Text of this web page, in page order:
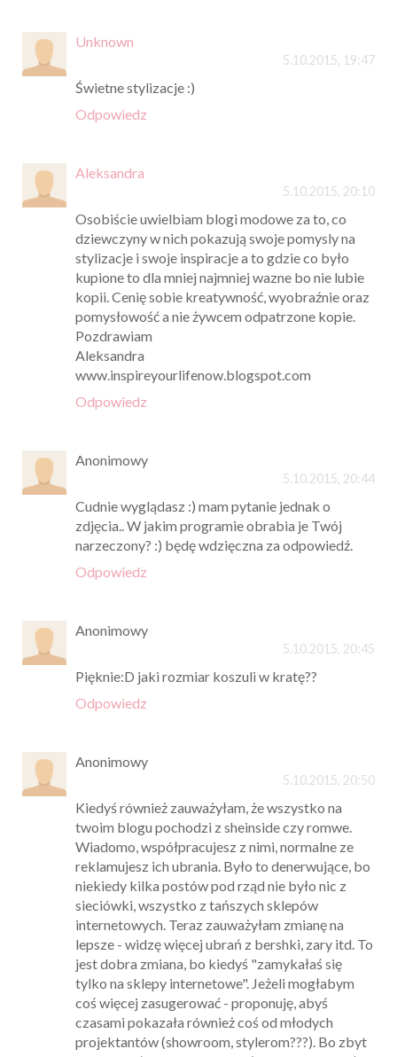
Unknown
5.10.2015, 19:47
Świetne stylizacje :)
Odpowiedz
Aleksandra
5.10.2015, 20:10
Osobiście uwielbiam blogi modowe za to, co
dziewczyny w nich pokazują swoje pomysly na
stylizacje i swoje inspiracje a to gdzie co było
kupione to dla mniej najmniej wazne bo nie lubie
kopii. Cenię sobie kreatywność, wyobraźnie oraz
pomysłowość a nie żywcem odpatrzone kopie.
Pozdrawiam
Aleksandra
www.inspireyourlifenow.blogspot.com
Odpowiedz
Anonimowy
5.10.2015, 20:44
Cudnie wyglądasz :) mam pytanie jednak o
zdjęcia.. W jakim programie obrabia je Twój
narzeczony? :) będę wdzięczna za odpowiedź.
Odpowiedz
Anonimowy
5.10.2015, 20:45
Pięknie:D jaki rozmiar koszuli w kratę??
Odpowiedz
Anonimowy
5.10.2015, 20:50
Kiedyś również zauważyłam, że wszystko na
twoim blogu pochodzi z sheinside czy romwe.
Wiadomo, współpracujesz z nimi, normalne ze
reklamujesz ich ubrania. Było to denerwujące, bo
niekiedy kilka postów pod rząd nie było nic z
sieciówki, wszystko z tańszych sklepów
internetowych. Teraz zauważyłam zmianę na
lepsze - widzę więcej ubrań z bershki, zary itd. To
jest dobra zmiana, bo kiedyś "zamykałaś się
tylko na sklepy internetowe". Jeżeli mogłabym
coś więcej zasugerować - proponuję, abyś
czasami pokazała również coś od młodych
projektantów (showroom, stylerom???). Bo zbyt